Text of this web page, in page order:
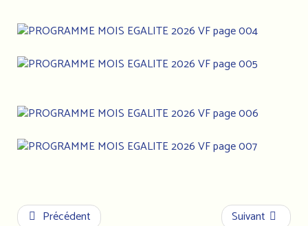
Précédent Suivant